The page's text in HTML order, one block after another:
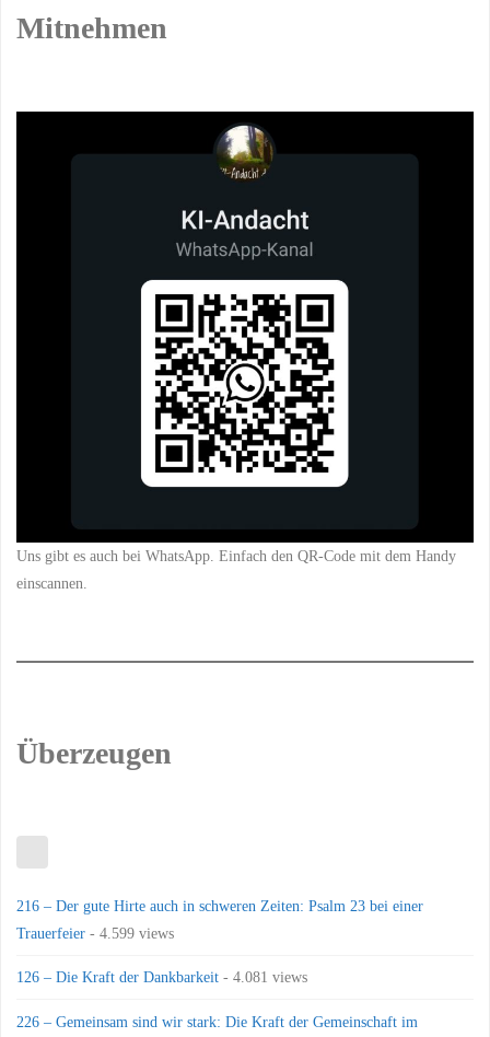
Mitnehmen
Uns gibt es auch bei WhatsApp. Einfach den QR-Code mit dem Handy
einscannen.
Überzeugen
216 – Der gute Hirte auch in schweren Zeiten: Psalm 23 bei einer
Trauerfeier - 4.599 views
126 – Die Kraft der Dankbarkeit - 4.081 views
226 – Gemeinsam sind wir stark: Die Kraft der Gemeinschaft im